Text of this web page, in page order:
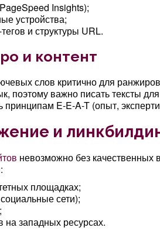
Insights);
устройства;
и структуры URL.
и контент
слов критично для
поэтому важно писать тексты
принципам E-E-A-T (опыт,
и
невозможно без
площадках;
сети);
западных ресурсах.